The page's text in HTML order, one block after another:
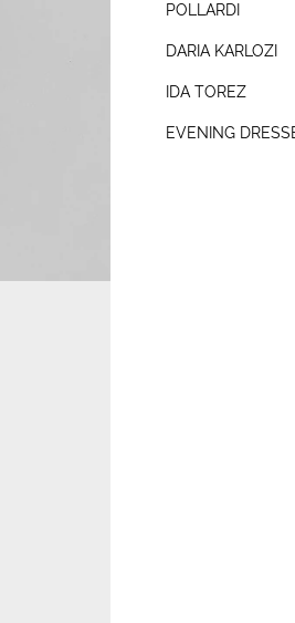
POLLARDI
DARIA KARLOZI
IDA TOREZ
EVENING